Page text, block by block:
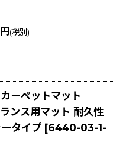
円 (税別)
ーペットマット
ンス用マット 耐久性
タイプ [6440-03-1-